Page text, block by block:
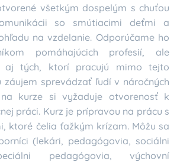
všetkým dospelým s chuťou
so smútiacimi deťmi a
na vzdelanie. Odporúčame ho
pomáhajúcich profesií, ale
aj tých, ktorí pracujú mimo tejto
sprevádzať ľudí v náročných
kurze si vyžaduje otvorenosť k
práci. Kurz je prípravou na prácu s
ktoré čelia ťažkým krízam. Môžu sa
(lekári, pedagógovia, sociálni
pedagógovia, výchovní